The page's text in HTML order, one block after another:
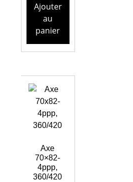
Ajouter
au
panier
Axe
70×82-
4ppp,
360/420